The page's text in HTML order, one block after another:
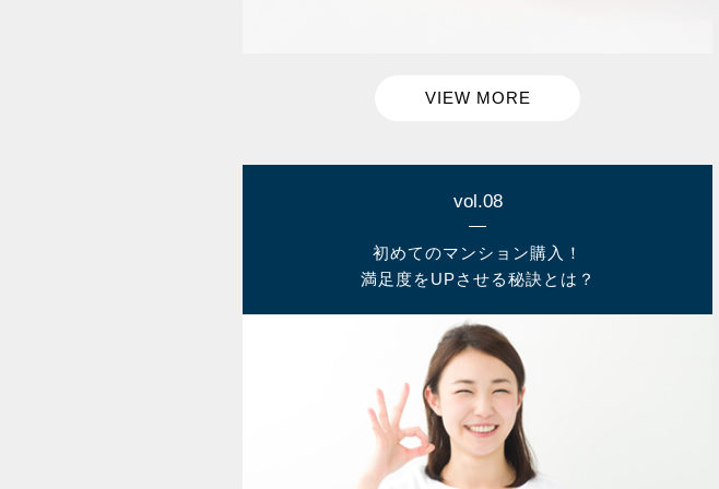
vol.08
初めてのマンション購入！
満足度をUPさせる秘訣とは？